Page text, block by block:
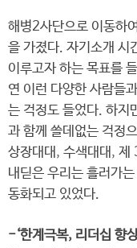
해병2사단으로 이동하
을 가졌다. 자기소개 시
이루고자 하는 목표를
연 이런 다양한 사람들
는 걱정도 들었다. 하지
과 함께 쓸데없는 걱정
상장대대, 수색대대, 제
내딛은 우리는 흘러가
동화되고 있었다.
-‘한계극복, 리더십 향